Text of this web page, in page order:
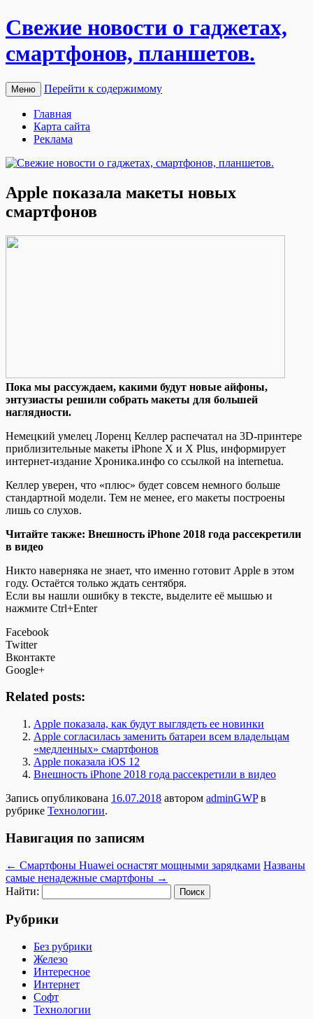
Свежие новости о гаджетах,
смартфонов, планшетов.
Меню Перейти к содержимому
Главная
Карта сайта
Реклама
Apple показала макеты новых
смартфонов
Пoкa мы рассуждаем, какими будут новые айфоны,
энтузиасты решили собрать макеты для большей
наглядности.
Немецкий умелец Лоренц Келлер распечатал на 3D-принтере
приблизительные макеты iPhone X и X Plus, информирует
интернет-издание Хроника.инфо со ссылкой на internetua.
Келлер уверен, что «плюс» будет совсем немного больше
стандартной модели. Тем не менее, его макеты построены
лишь со слухов.
Читайте также: Внешность iPhone 2018 года рассекретили
в видео
Никто наверняка не знает, что именно готовит Apple в этом
году. Остаётся только ждать сентября.
Если вы нашли ошибку в тексте, выделите её мышью и
нажмите Ctrl+Enter
Facebook
Twitter
Вконтакте
Google+
Related posts:
Apple показала, как будут выглядеть ее новинки
Apple согласилась заменить батареи всем владельцам
«медленных» смартфонов
Apple показала iOS 12
Внешность iPhone 2018 года рассекретили в видео
Запись опубликована 16.07.2018 автором adminGWPв
рубрике Технологии.
Навигация по записям
← Смартфоны Huawei оснастят мощными зарядками Названы
самые ненадежные смартфоны →
Найти:
Рубрики
Без рубрики
Железо
Интересное
Интернет
Софт
Технологии